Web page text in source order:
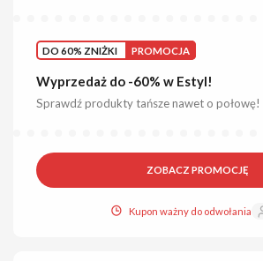
DO 60% ZNIŻKI PROMOCJA
Wyprzedaż do -60% w Estyl!
Sprawdź produkty tańsze nawet o połowę!
ZOBACZ PROMOCJĘ
Kupon ważny do odwołania